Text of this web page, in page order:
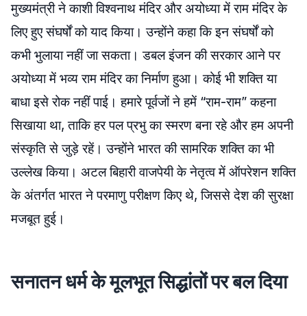
मुख्यमंत्री ने काशी विश्वनाथ मंदिर और अयोध्या में राम मंदिर के
लिए हुए संघर्षों को याद किया। उन्होंने कहा कि इन संघर्षों को
कभी भुलाया नहीं जा सकता। डबल इंजन की सरकार आने पर
अयोध्या में भव्य राम मंदिर का निर्माण हुआ। कोई भी शक्ति या
बाधा इसे रोक नहीं पाई। हमारे पूर्वजों ने हमें “राम-राम” कहना
सिखाया था, ताकि हर पल प्रभु का स्मरण बना रहे और हम अपनी
संस्कृति से जुड़े रहें। उन्होंने भारत की सामरिक शक्ति का भी
उल्लेख किया। अटल बिहारी वाजपेयी के नेतृत्व में ऑपरेशन शक्ति
के अंतर्गत भारत ने परमाणु परीक्षण किए थे, जिससे देश की सुरक्षा
मजबूत हुई।
सनातन धर्म के मूलभूत सिद्धांतों पर बल दिया